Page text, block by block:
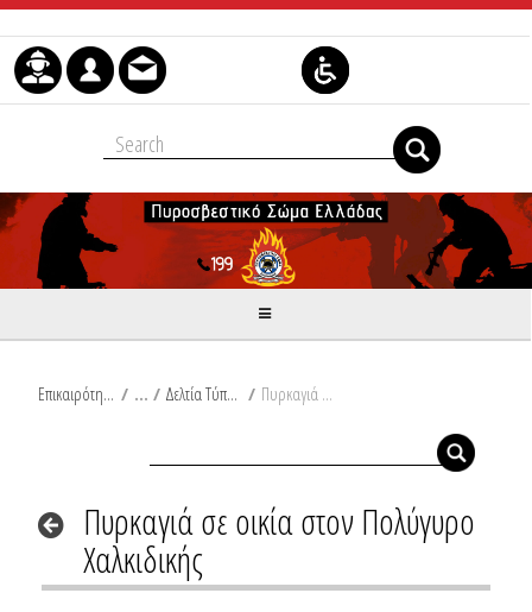
Μετάβαση στο περιεχόμενο
Επικαιρότητα / Δελτία Τύπου / Πυρκαγιά σε οικία στον Πολύγυρο Χαλκιδικής
Πυρκαγιά σε οικία στον Πολύγυρο
Χαλκιδικής